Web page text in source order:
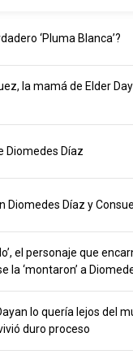
‘Pluma Blanca’?
la mamá de Elder
Diomedes Díaz
Diomedes Díaz y
el personaje que
la ‘montaron’ a
lo quería lejos del
duro proceso